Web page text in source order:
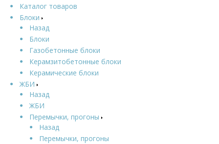
Каталог товаров
Блоки
Назад
Блоки
Газобетонные блоки
Керамзитобетонные блоки
Керамические блоки
ЖБИ
Назад
ЖБИ
Перемычки, прогоны
Назад
Перемычки, прогоны